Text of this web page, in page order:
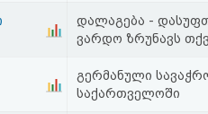
დალაგება -
ვარდო ზრუნავს
გერმანული
საქართველოში